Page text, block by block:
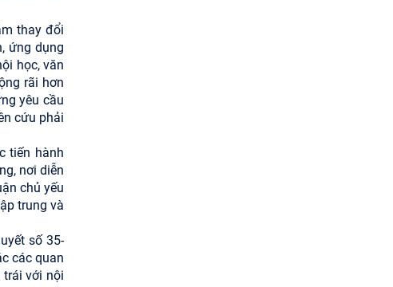
thay đổi
ứng dụng
học, văn
rãi hơn
yêu cầu
cứu phải
tiến hành
nơi diễn
chủ yếu
trung và
số 35-
các quan
trái với nội